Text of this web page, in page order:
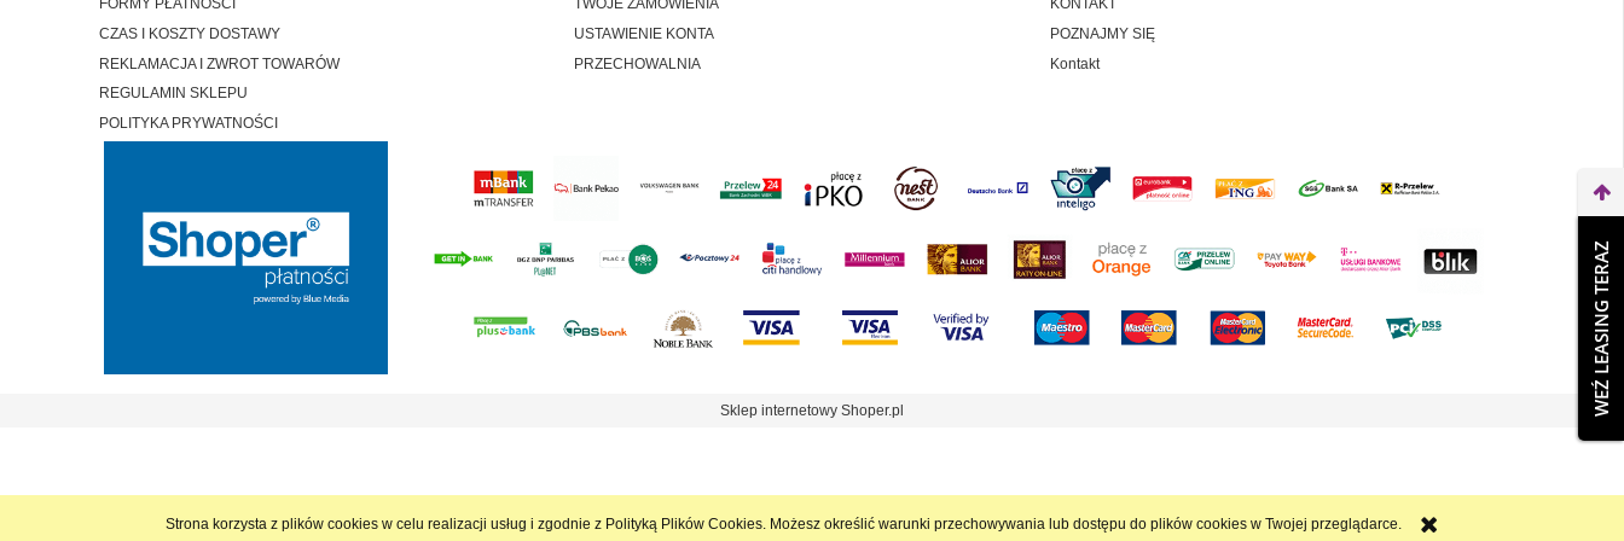
Strona korzysta z plików cookies w celu realizacji usług i zgodnie z Polityką Plików Cookies. Możesz określić warunki przechowywania lub dostępu do plików cookies w Twojej przeglądarce.
FORMY PŁATNOŚCI
CZAS I KOSZTY DOSTAWY
REKLAMACJA I ZWROT TOWARÓW
REGULAMIN SKLEPU
POLITYKA PRYWATNOŚCI
TWOJE ZAMÓWIENIA
USTAWIENIE KONTA
PRZECHOWALNIA
KONTAKT
POZNAJMY SIĘ
Kontakt
Sklep internetowy Shoper.pl WEŹ LEASING TERAZ